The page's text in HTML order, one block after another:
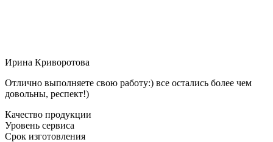
Ирина Криворотова
Отлично выполняете свою работу:) все остались более чем
довольны, респект!)
Качество продукции
Уровень сервиса
Срок изготовления